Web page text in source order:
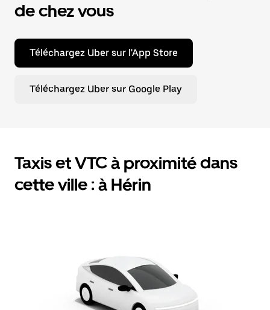
de chez vous
Téléchargez Uber sur l'App Store
Téléchargez Uber sur Google Play
Taxis et VTC à proximité dans
cette ville : à Hérin